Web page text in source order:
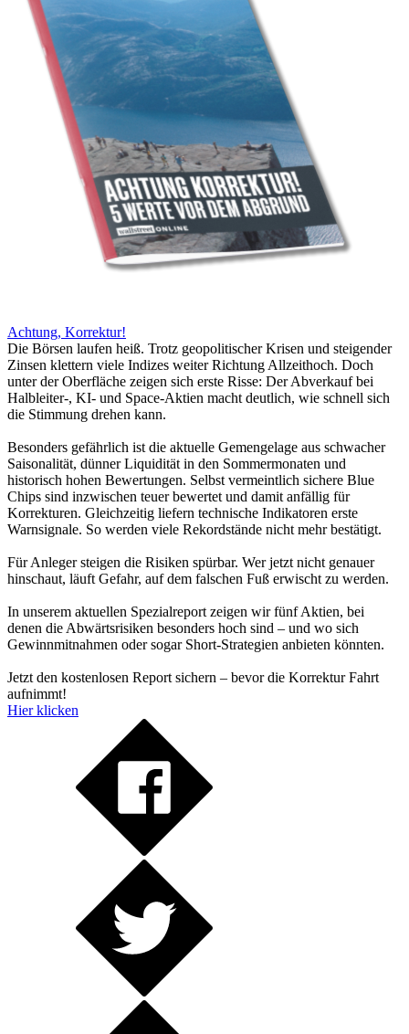
Achtung, Korrektur!
Die Börsen laufen heiß. Trotz geopolitischer Krisen und steigender
Zinsen klettern viele Indizes weiter Richtung Allzeithoch. Doch
unter der Oberfläche zeigen sich erste Risse: Der Abverkauf bei
Halbleiter-, KI- und Space-Aktien macht deutlich, wie schnell sich
die Stimmung drehen kann.
Besonders gefährlich ist die aktuelle Gemengelage aus schwacher
Saisonalität, dünner Liquidität in den Sommermonaten und
historisch hohen Bewertungen. Selbst vermeintlich sichere Blue
Chips sind inzwischen teuer bewertet und damit anfällig für
Korrekturen. Gleichzeitig liefern technische Indikatoren erste
Warnsignale. So werden viele Rekordstände nicht mehr bestätigt.
Für Anleger steigen die Risiken spürbar. Wer jetzt nicht genauer
hinschaut, läuft Gefahr, auf dem falschen Fuß erwischt zu werden.
In unserem aktuellen Spezialreport zeigen wir fünf Aktien, bei
denen die Abwärtsrisiken besonders hoch sind – und wo sich
Gewinnmitnahmen oder sogar Short-Strategien anbieten könnten.
Jetzt den kostenlosen Report sichern – bevor die Korrektur Fahrt
aufnimmt!
Hier klicken